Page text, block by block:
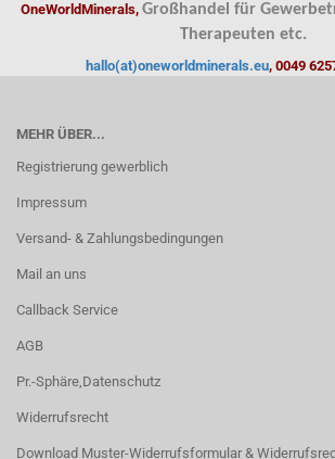
OneWorldMinerals, Großhandel für
Therapeuten etc.
hallo(at)oneworldminerals.eu, 0049
MEHR ÜBER...
Registrierung gewerblich
Impressum
Versand- & Zahlungsbedingungen
Mail an uns
Callback Service
AGB
Pr.-Sphäre,Datenschutz
Widerrufsrecht
Download Muster-Widerrufsformular &